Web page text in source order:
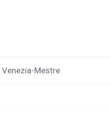
Venezia-Mestre